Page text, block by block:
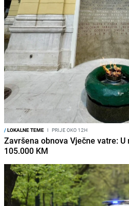
/LOKALNE TEME I PRIJE OKO 12H
Završena obnova Vječne vatre:
105.000 KM